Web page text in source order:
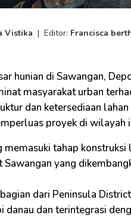
Vistika | Editor: Francisca
hunian di Sawangan,
masyarakat urban
dan ketersediaan
proyek di wilayah
memasuki tahap
Sawangan yang
dari Peninsula
danau dan terintegrasi